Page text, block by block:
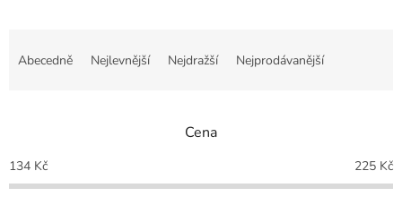
p
r
o
Abecedně Nejlevnější Nejdražší Nejprodávanější
Cena
134 Kč 225 Kč